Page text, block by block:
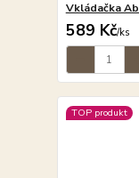
Vkládačka
589 Kč/ks
TOP produkt